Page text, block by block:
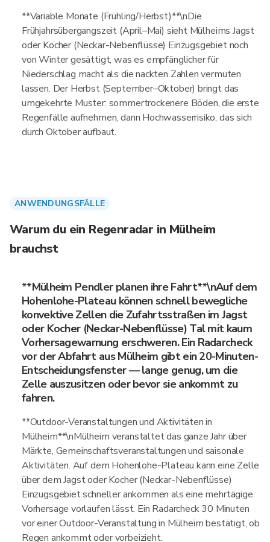
**Variable Monate (Frühling/Herbst)**\nDie
Frühjahrsübergangszeit (April–Mai) sieht Mülheims Jagst
oder Kocher (Neckar-Nebenflüsse) Einzugsgebiet noch
von Winter gesättigt, was es empfänglicher für
Niederschlag macht als die nackten Zahlen vermuten
lassen. Der Herbst (September–Oktober) bringt das
umgekehrte Muster: sommertrockenere Böden, die erste
Regenfälle aufnehmen, dann Hochwasserrisiko, das sich
durch Oktober aufbaut.
ANWENDUNGSFÄLLE
Warum du ein Regenradar in Mülheim
brauchst
**Mülheim Pendler planen ihre Fahrt**\nAuf dem
Hohenlohe-Plateau können schnell bewegliche
konvektive Zellen die Zufahrtsstraßen im Jagst
oder Kocher (Neckar-Nebenflüsse) Tal mit kaum
Vorhersagewarnung erschweren. Ein Radarcheck
vor der Abfahrt aus Mülheim gibt ein 20-Minuten-
Entscheidungsfenster — lange genug, um die
Zelle auszusitzen oder bevor sie ankommt zu
fahren.
**Outdoor-Veranstaltungen und Aktivitäten in
Mülheim**\nMülheim veranstaltet das ganze Jahr über
Märkte, Gemeinschaftsveranstaltungen und saisonale
Aktivitäten. Auf dem Hohenlohe-Plateau kann eine Zelle
über dem Jagst oder Kocher (Neckar-Nebenflüsse)
Einzugsgebiet schneller ankommen als eine mehrtägige
Vorhersage vorlaufen lässt. Ein Radarcheck 30 Minuten
vor einer Outdoor-Veranstaltung in Mülheim bestätigt, ob
Regen ankommt oder vorbeizieht.